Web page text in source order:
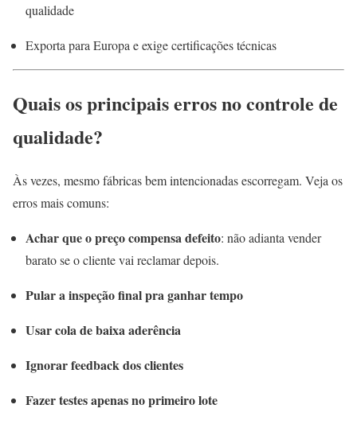
qualidade
Exporta para Europa e exige certificações técnicas
Quais os principais erros no controle de
qualidade?
Às vezes, mesmo fábricas bem intencionadas escorregam. Veja os
erros mais comuns:
Achar que o preço compensa defeito: não adianta vender
barato se o cliente vai reclamar depois.
Pular a inspeção final pra ganhar tempo
Usar cola de baixa aderência
Ignorar feedback dos clientes
Fazer testes apenas no primeiro lote